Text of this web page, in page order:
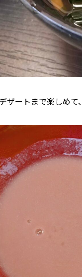
ザートまで楽しめて